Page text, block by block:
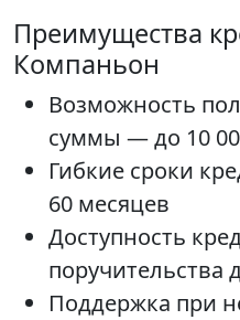
Преимущества
Компаньон
Возможность
суммы — до 10
Гибкие сроки
60 месяцев
Доступность
Поддержка при